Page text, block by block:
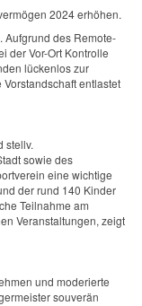
2024 erhöhen.
Aufgrund des Remote-
der Vor-Ort Kontrolle
lückenlos zur
entlastet
stellv.
sowie des
eine wichtige
der rund 140 Kinder
Teilnahme am
Veranstaltungen, zeigt
und moderierte
souverän